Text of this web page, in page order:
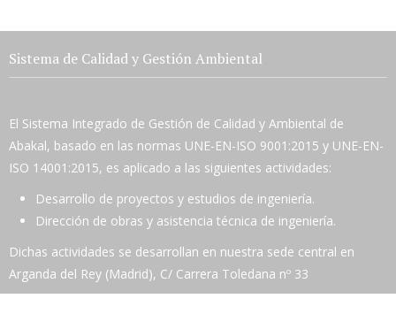
Sistema de Calidad y Gestión Ambiental
El Sistema Integrado de Gestión de Calidad y Ambiental de
Abakal, basado en las normas UNE-EN-ISO 9001:2015 y UNE-EN-
ISO 14001:2015, es aplicado a las siguientes actividades:
Desarrollo de proyectos y estudios de ingeniería.
Dirección de obras y asistencia técnica de ingeniería.
Dichas actividades se desarrollan en nuestra sede central en
Arganda del Rey (Madrid), C/ Carrera Toledana nº 33